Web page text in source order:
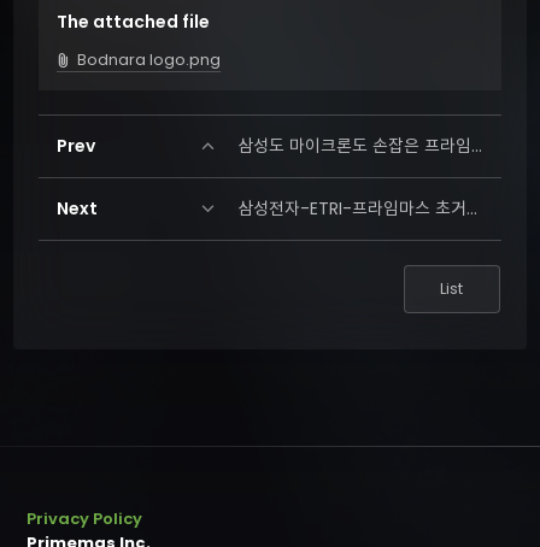
The attached file
attach_file Bodnara logo.png
Prev expand_less 삼성도 마이크론도 손잡은 프라임마스
Next expand_more 삼성전자-ETRI-프라임마스 초거대용량 메모리 솔루션 공동 개발 발표
List
Privacy Policy